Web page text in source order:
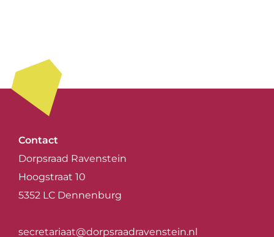
Contact
Dorpsraad Ravenstein
Hoogstraat 10
5352 LC Dennenburg
secretariaat@dorpsraadravenstein.nl